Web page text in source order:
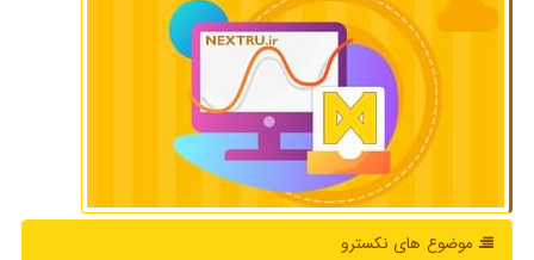
موضوع های نكسترو